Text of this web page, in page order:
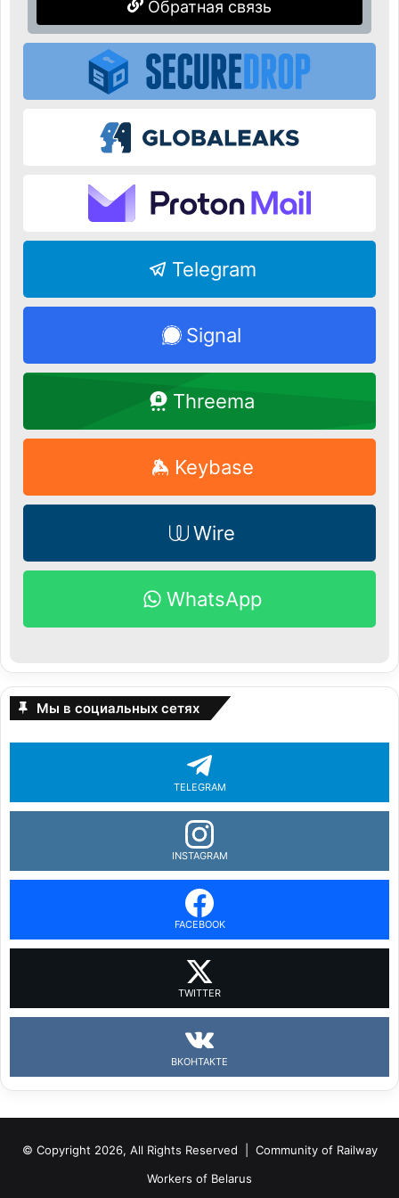
Обратная связь
Telegram
Signal
Threema
Keybase
Wire
WhatsApp
Мы в социальных сетях
TELEGRAM
INSTAGRAM
FACEBOOK
TWITTER
ВКОНТАКТЕ
© Copyright 2026, All Rights Reserved | Community of Railway
Workers of Belarus